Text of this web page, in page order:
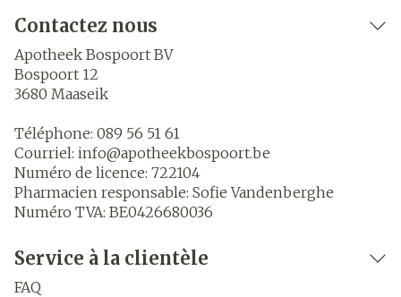
Contactez nous
Apotheek Bospoort BV
Bospoort 12
3680 Maaseik
Téléphone: 089 56 51 61
Courriel: info@apotheekbospoort.be
Numéro de licence: 722104
Pharmacien responsable: Sofie Vandenberghe
Numéro TVA: BE0426680036
Service à la clientèle
FAQ